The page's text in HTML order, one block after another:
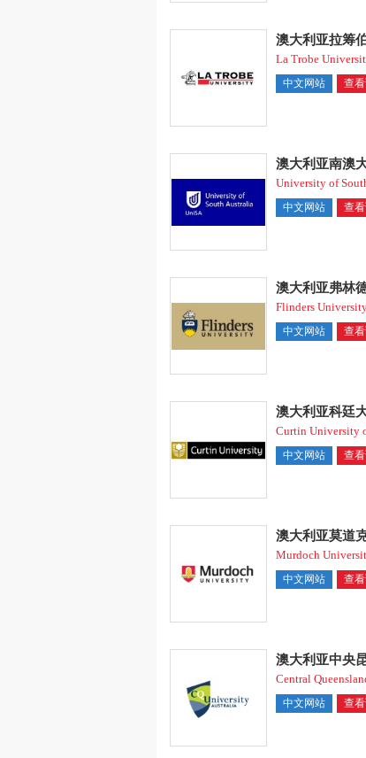
澳大利亚拉筹
La Trobe
中文网站 查
澳大利亚南澳
University of
中文网站 查
澳大利亚弗林
Flinders
中文网站 查
澳大利亚科廷
Curtin University
中文网站 查
澳大利亚莫道
Murdoch
中文网站 查
澳大利亚中央
Central
中文网站 查